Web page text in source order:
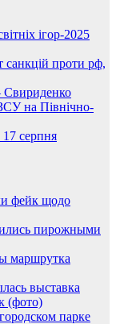
ігор-2025
санкцій проти рф,
Свириденко
на Північно-
17 серпня
фейк щодо
пирожными
маршрутка
выставка
(фото)
парке